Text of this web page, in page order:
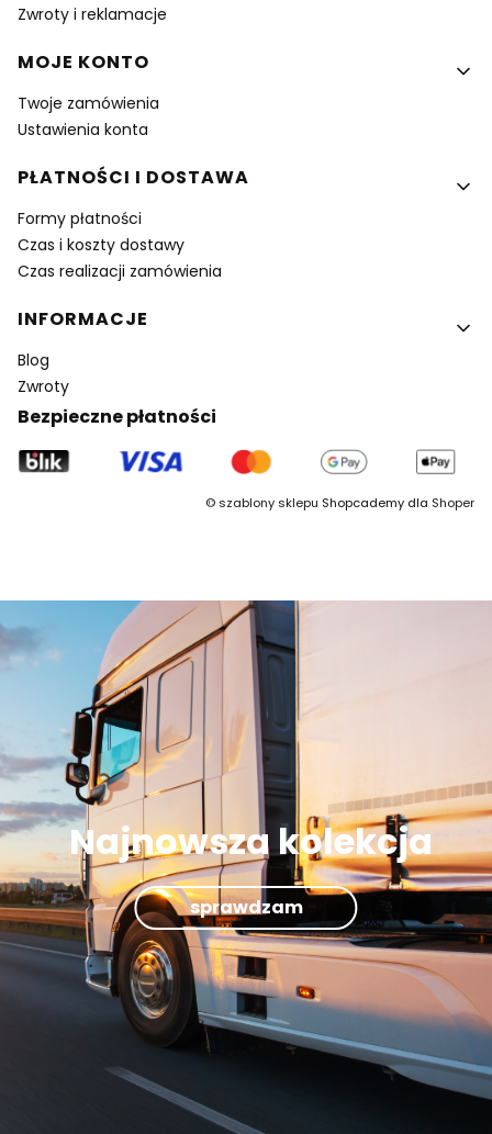
Zwroty i reklamacje
MOJE KONTO
Twoje zamówienia
Ustawienia konta
PŁATNOŚCI I DOSTAWA
Formy płatności
Czas i koszty dostawy
Czas realizacji zamówienia
INFORMACJE
Blog
Zwroty
Bezpieczne płatności
©szablony sklepu Shopcademy dla Shoper
Najnowsza kolekcja
sprawdzam